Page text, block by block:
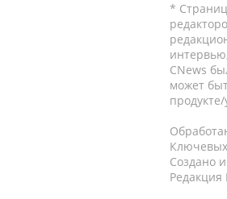
*
CNews
может
продукте/
Создано
Редакция